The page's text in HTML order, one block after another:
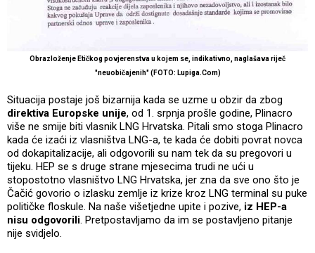
Obrazloženje Etičkog povjerenstva u kojem se, indikativno, naglašava riječ
"neuobičajenih" (FOTO: Lupiga.Com)
Situacija postaje još bizarnija kada se uzme u obzir da zbog
direktiva Europske unije, od 1. srpnja prošle godine, Plinacro
više ne smije biti vlasnik LNG Hrvatska. Pitali smo stoga Plinacro
kada će izaći iz vlasništva LNG-a, te kada će dobiti povrat novca
od dokapitalizacije, ali odgovorili su nam tek da su pregovori u
tijeku. HEP se s druge strane mjesecima trudi ne ući u
stopostotno vlasništvo LNG Hrvatska, jer zna da sve ono što je
Čačić govorio o izlasku zemlje iz krize kroz LNG terminal su puke
političke floskule. Na naše višetjedne upite i pozive, iz HEP-a
nisu odgovorili. Pretpostavljamo da im se postavljeno pitanje
nije svidjelo.